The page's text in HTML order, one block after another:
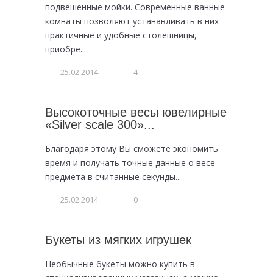
подвешенные мойки. Современные ванные
комнаты позволяют устанавливать в них
практичные и удобные столешницы,
приобре...
25.02.2014 4
Высокоточные весы ювелирные
«Silver scale 300»...
Благодаря этому Вы сможете экономить
время и получать точные данные о весе
предмета в считанные секунды....
25.02.2014 0
Букеты из мягких игрушек
Необычные букеты можно купить в